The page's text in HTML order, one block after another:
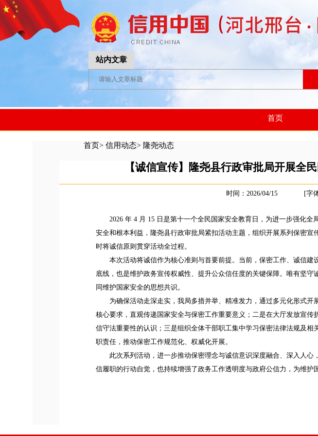
站内文章
首页
首页> 信用动态> 隆尧动态
【诚信宣传】隆尧县行政审批局开展全
时间：2026/04/15 [字
2026 年 4 月 15 日是第十一个全民国家安全教育日，为进一步强化
安全和根本利益，隆尧县行政审批局紧扣活动主题，组织开展系列保密
时将诚信原则贯穿活动全过程。
本次活动将诚信作为核心准则与首要前提。当前，保密工作、诚信
底线，也是维护政务宣传权威性、提升公众信任度的关键保障。唯有坚
同维护国家安全的思想共识。
为确保活动走深走实，我局多措并举、精准发力，通过多元化形式
核心要求，直观传递国家安全与保密工作重要意义；二是在大厅发放宣
信守法重要性的认识；三是组织全体干部职工集中学习保密法律法规及
职责任，推动保密工作规范化、权威化开展。
此次系列活动，进一步推动保密理念与诚信意识深度融合、深入人
信履职的行动自觉，也持续增强了政务工作透明度与政府公信力，为维护